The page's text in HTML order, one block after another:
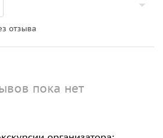
отзыва
пока нет